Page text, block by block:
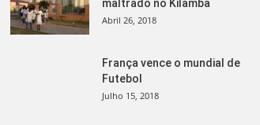
maltrado no Kilamba
Abril 26, 2018
França vence o mundial de
Futebol
Julho 15, 2018